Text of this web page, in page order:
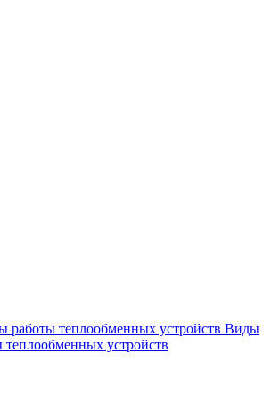
Виды
устройств